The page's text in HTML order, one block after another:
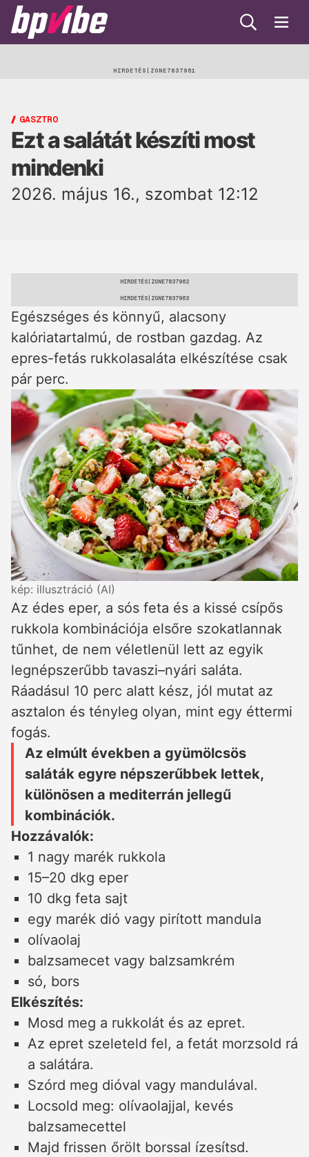
BP
Lélek
Gasztro
Öko
KeresésMenü
HIRDETÉS
GASZTRO
Ezt a salátát készíti most
mindenki
2026. május 16., szombat 12:12
HIRDETÉS
HIRDETÉS
Egészséges és könnyű, alacsony
kalóriatartalmú, de rostban gazdag. Az
epres-fetás rukkolasaláta elkészítése csak
pár perc.
kép: illusztráció (AI)
Az édes eper, a sós feta és a kissé csípős
rukkola kombinációja elsőre szokatlannak
tűnhet, de nem véletlenül lett az egyik
legnépszerűbb tavaszi–nyári saláta.
Ráadásul 10 perc alatt kész, jól mutat az
asztalon és tényleg olyan, mint egy éttermi
fogás.
Az elmúlt években a gyümölcsös
saláták egyre népszerűbbek lettek,
különösen a mediterrán jellegű
kombinációk.
Hozzávalók:
1 nagy marék rukkola
15–20 dkg eper
10 dkg feta sajt
egy marék dió vagy pirított mandula
olívaolaj
balzsamecet vagy balzsamkrém
só, bors
Elkészítés:
Mosd meg a rukkolát és az epret.
Az epret szeleteld fel, a fetát morzsold rá
a salátára.
Szórd meg dióval vagy mandulával.
Locsold meg: olívaolajjal, kevés
balzsamecettel
Majd frissen őrölt borssal ízesítsd.